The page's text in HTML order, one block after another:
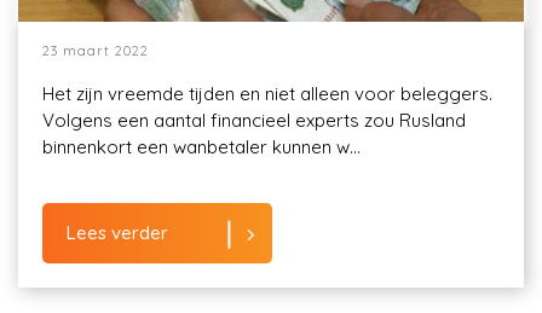
23 maart 2022
Het zijn vreemde tijden en niet alleen voor beleggers.
Volgens een aantal financieel experts zou Rusland
binnenkort een wanbetaler kunnen w...
Lees verder